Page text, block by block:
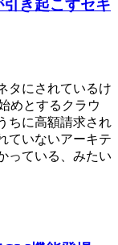
き起こすセキ
タにされているけ
めとするクラウ
ちに高額請求され
ていないアーキテ
っている、みたい